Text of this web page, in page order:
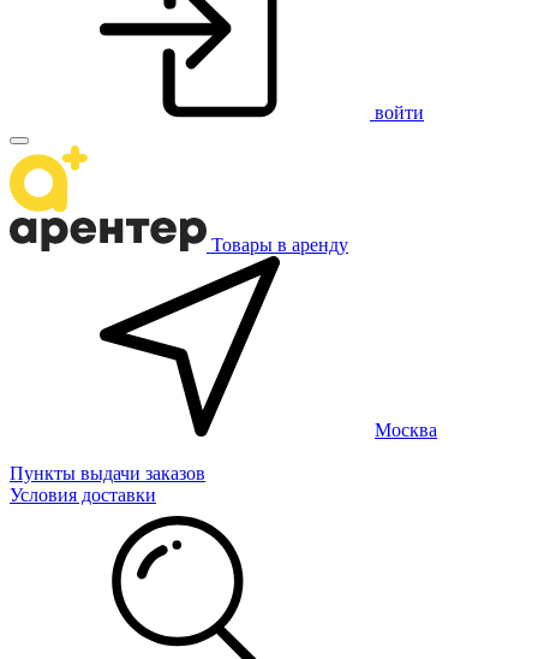
войти
Товары в аренду
Москва
Пункты выдачи заказов
Условия доставки